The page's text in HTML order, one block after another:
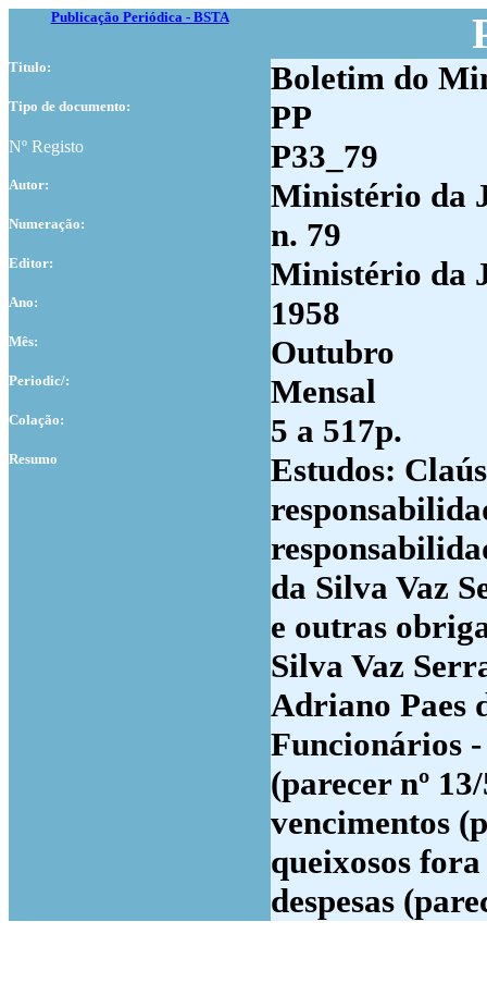
Publicação Periódica - BSTA
Titulo: Boletim do
Tipo de documento: PP
Nº Registo P33_79
Autor: Ministério da
Numeração: n. 79
Editor: Ministério da
Ano: 1958
Mês: Outubro
Periodic/: Mensal
Colação: 5 a 517p.
Resumo
Estudos:
da Silva Vaz
e outras
Silva Vaz
Adriano Paes
Funcionários -
(parecer nº
vencimentos
queixosos
despesas